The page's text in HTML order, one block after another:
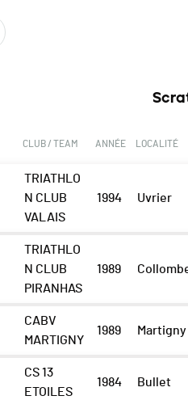
CLUB / TEAM ANNÉE LOCALITÉ
TRIATHLO
N CLUB
VALAIS
1994 Uvrier
TRIATHLO
N CLUB
PIRANHAS
1989
CABV
MARTIGNY
1989 Martigny
CS 13
ETOILES
1984 Bullet